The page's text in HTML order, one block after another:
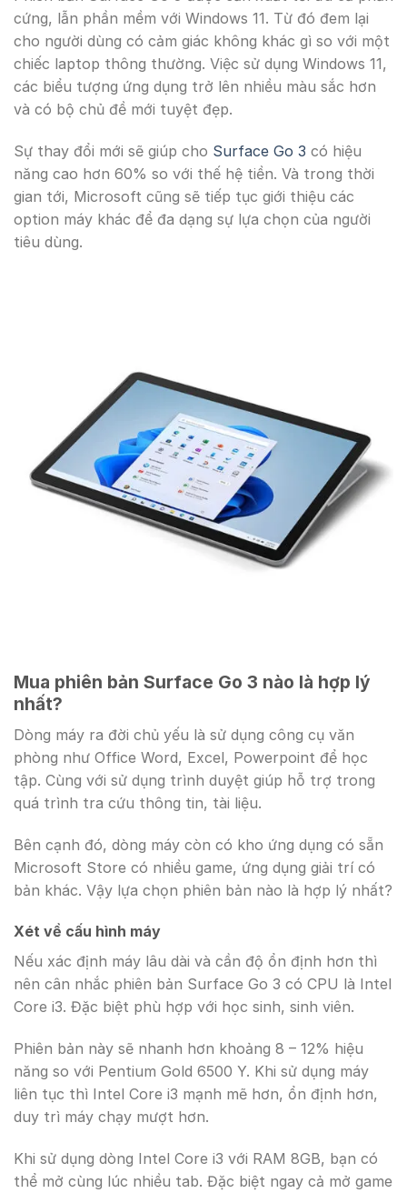
cứng, lẫn phần mềm với Windows 11. Từ đó đem lại
cho người dùng có cảm giác không khác gì so với một
chiếc laptop thông thường. Việc sử dụng Windows 11,
các biểu tượng ứng dụng trở lên nhiều màu sắc hơn
và có bộ chủ đề mới tuyệt đẹp.
Sự thay đổi mới sẽ giúp cho Surface Go 3 có hiệu
năng cao hơn 60% so với thế hệ tiền. Và trong thời
gian tới, Microsoft cũng sẽ tiếp tục giới thiệu các
option máy khác để đa dạng sự lựa chọn của người
tiêu dùng.
Mua phiên bản Surface Go 3 nào là hợp lý
nhất?
Dòng máy ra đời chủ yếu là sử dụng công cụ văn
phòng như Office Word, Excel, Powerpoint để học
tập. Cùng với sử dụng trình duyệt giúp hỗ trợ trong
quá trình tra cứu thông tin, tài liệu.
Bên cạnh đó, dòng máy còn có kho ứng dụng có sẵn
Microsoft Store có nhiều game, ứng dụng giải trí có
bản khác. Vậy lựa chọn phiên bản nào là hợp lý nhất?
Xét về cấu hình máy
Nếu xác định máy lâu dài và cần độ ổn định hơn thì
nên cân nhắc phiên bản Surface Go 3 có CPU là Intel
Core i3. Đặc biệt phù hợp với học sinh, sinh viên.
Phiên bản này sẽ nhanh hơn khoảng 8 – 12% hiệu
năng so với Pentium Gold 6500 Y. Khi sử dụng máy
liên tục thì Intel Core i3 mạnh mẽ hơn, ổn định hơn,
duy trì máy chạy mượt hơn.
Khi sử dụng dòng Intel Core i3 với RAM 8GB, bạn có
thể mở cùng lúc nhiều tab. Đặc biệt ngay cả mở game